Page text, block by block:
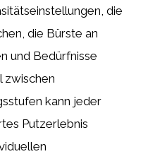
die
die Bürste an
und Bedürfnisse
zwischen
kann jeder
Putzerlebnis